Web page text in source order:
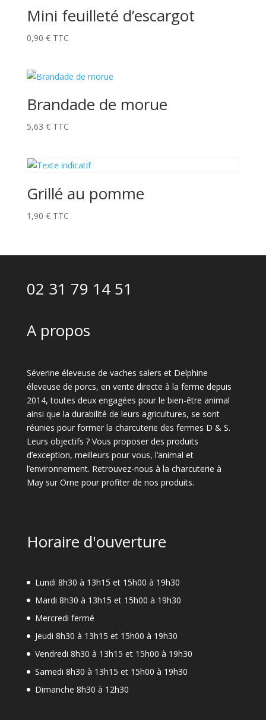
Mini feuilleté d’escargot
0,90 € TTC
Brandade de morue
5,63 € TTC
Grillé au pomme
1,90 € TTC
02 31 79 14 51
A propos
Séverine éleveuse de vaches salers et Delphine
éleveuse de porcs, en vente directe à la ferme depuis
2014, toutes deux engagées pour le bien-être animal
ainsi que la durabilité de leurs agricultures, se sont
réunies pour former la charcuterie des fermes D & S.
Leurs objectifs ? Vous proposer des produits
d’exception, meilleurs pour vous, l’animal et
l’environnement. Retrouvez-nous à la charcuterie à
May sur Orne pour profiter de nos produits.
Horaire d'ouverture
Lundi 8h30 à 13h15 et 15h00 à 19h30
Mardi 8h30 à 13h15 et 15h00 à 19h30
Mercredi fermé
Jeudi 8h30 à 13h15 et 15h00 à 19h30
Vendredi 8h30 à 13h15 et 15h00 à 19h30
Samedi 8h30 à 13h15 et 15h00 à 19h30
Dimanche 8h30 à 12h30